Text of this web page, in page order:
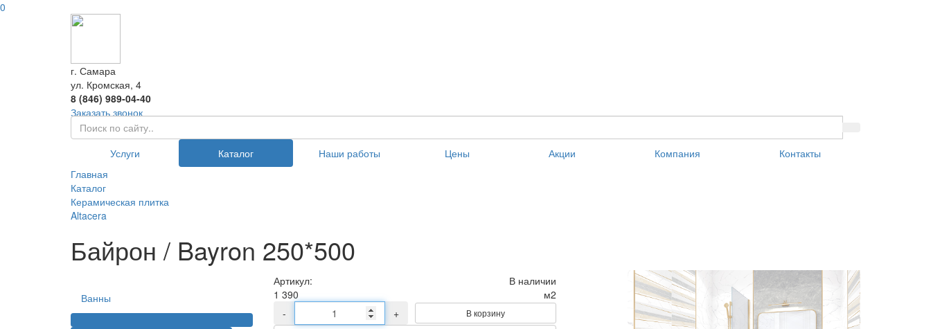
0
г. Самара
ул. Кромская, 4
8 (846) 989-04-40
Заказать звонок
Услуги Каталог Наши работы Цены Акции Компания
Контакты
Главная
Каталог
Керамическая плитка
Altacera
Байрон / Bayron 250*500
Ванны
Артикул:
В наличии
1 390
м2
-
+ В корзину